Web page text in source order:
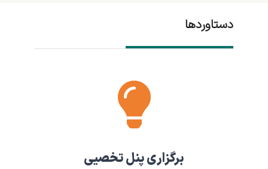
دستاوردها
برگزاری پنل تخصیی